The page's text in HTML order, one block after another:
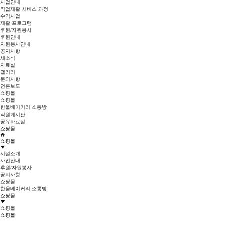
사업안내
직업재활 서비스 과정
수익사업
재활 프로그램
후원/자원봉사
후원안내
자원봉사안내
공지사항
새소식
자료실
갤러리
문의사항
언론보도
쇼핑몰
쇼핑몰
한울베이커리 소통방
직원게시판
공유자료실
쇼핑몰
쇼핑몰
시설소개
사업안내
후원/자원봉사
공지사항
쇼핑몰
한울베이커리 소통방
쇼핑몰
쇼핑몰
쇼핑몰